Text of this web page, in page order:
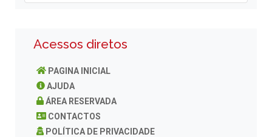
Acessos diretos
PAGINA INICIAL
AJUDA
ÁREA RESERVADA
CONTACTOS
POLÍTICA DE PRIVACIDADE